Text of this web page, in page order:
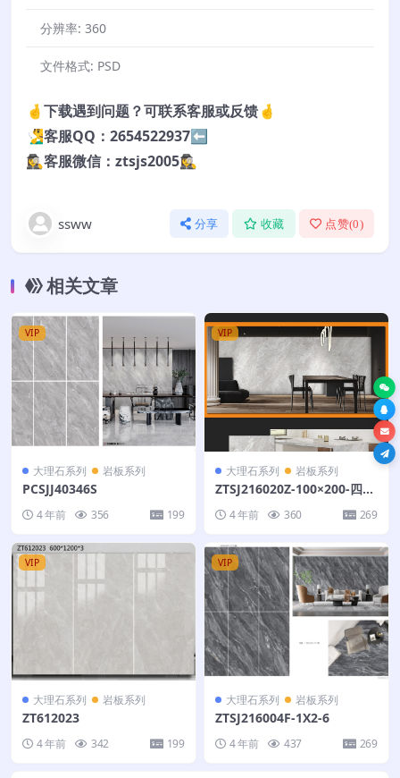
分辨率: 360
文件格式: PSD
🤞下载遇到问题？可联系客服或反馈🤞
🧏‍♂️客服QQ：2654522937⬅️
🕵️‍♀️客服微信：ztsjs2005🕵️‍♀️
ssww 分享 收藏 点赞(0)
相关文章
VIP
大理石系列 岩板系列
PCSJJ40346S
4 年前 356 199
VIP
大理石系列 岩板系列
ZTSJ216020Z-100×200-四个
4 年前 360 269
VIP
大理石系列 岩板系列
ZT612023
4 年前 342 199
VIP
大理石系列 岩板系列
ZTSJ216004F-1X2-6
4 年前 437 269